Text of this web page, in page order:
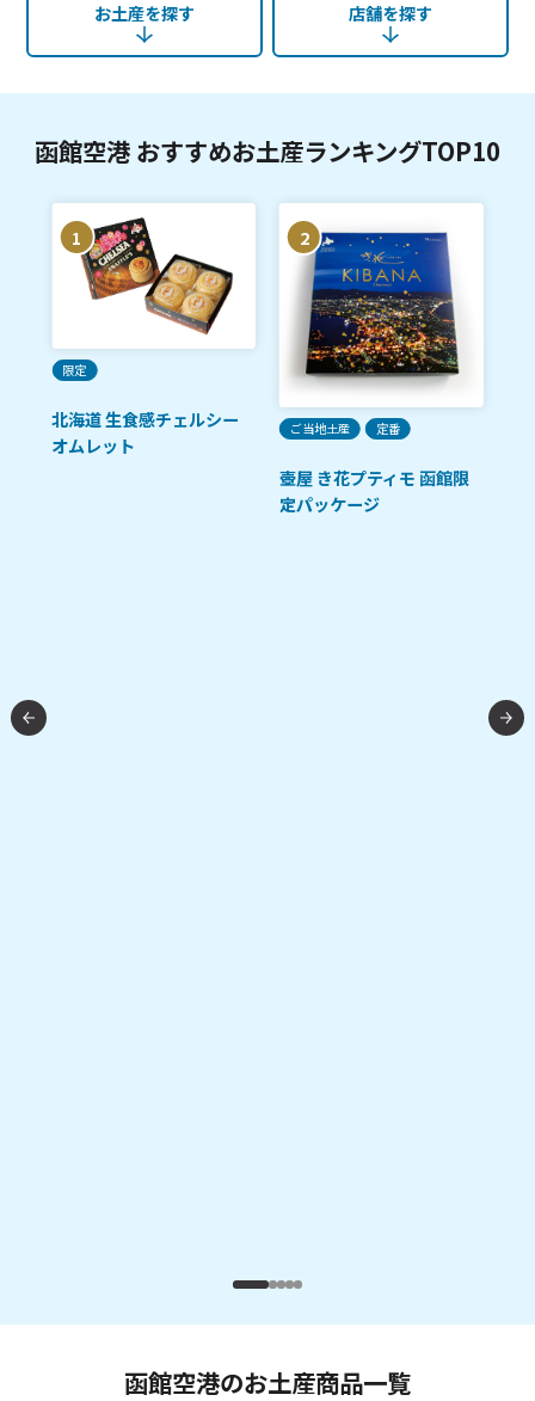
お土産を探す 店舗を探す
函館空港 おすすめお土産ランキングTOP10
1
限定
北海道 生食感チェルシー
オムレット
2
ご当地土産 定番
壺屋 き花プティモ 函館限
定パッケージ
函館空港のお土産商品一覧